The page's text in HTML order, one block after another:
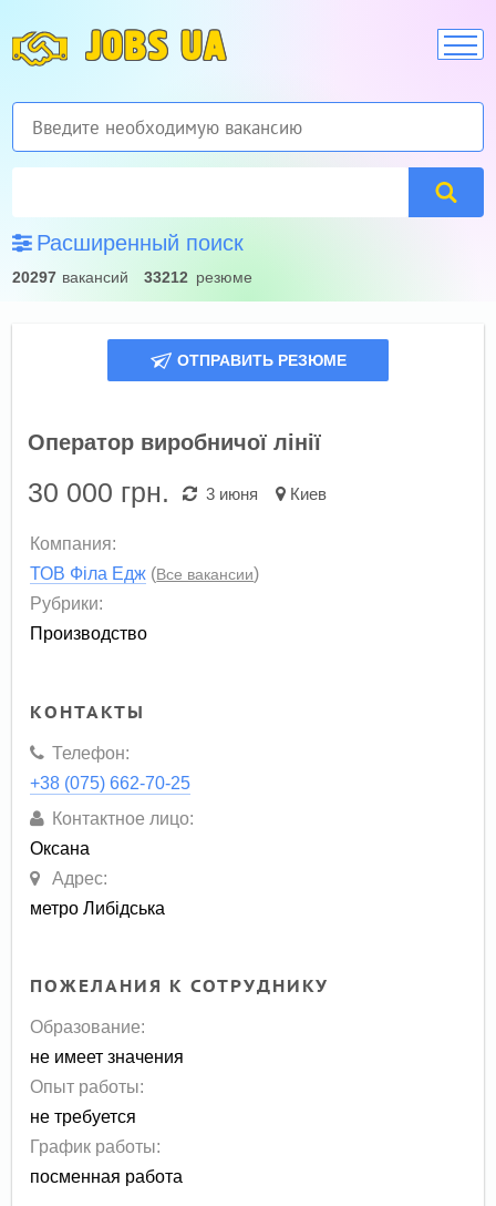
JOBS UA
Расширенный поиск
20297 вакансий 33212 резюме
ОТПРАВИТЬ РЕЗЮМЕ
Оператор виробничої лінії
30 000 грн. 3 июня Киев
Компания:
ТОВ Філа Едж (Все вакансии)
Рубрики:
Производство
КОНТАКТЫ
Телефон:
+38 (075) 662-70-25
Контактное лицо:
Оксана
Адрес:
метро Либідська
ПОЖЕЛАНИЯ К СОТРУДНИКУ
Образование:
не имеет значения
Опыт работы:
не требуется
График работы:
посменная работа